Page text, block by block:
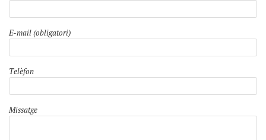
E-mail (obligatori)
Telèfon
Missatge